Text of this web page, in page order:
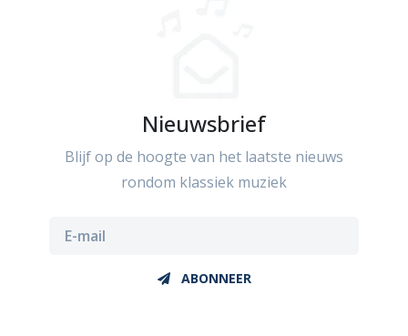
Nieuwsbrief
Blijf op de hoogte van het laatste nieuws
rondom klassiek muziek
ABONNEER